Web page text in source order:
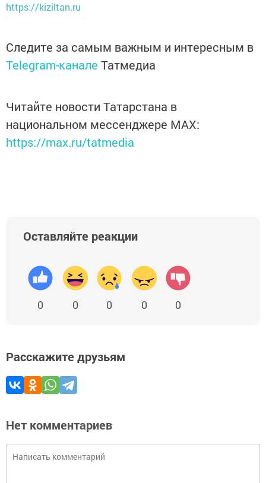
https://kiziltan.ru
Следите за самым важным и интересным в
Telegram-канале Татмедиа
Читайте новости Татарстана в
национальном мессенджере MАХ:
https://max.ru/tatmedia
Оставляйте реакции
0 0 0 0 0
Расскажите друзьям
Нет комментариев